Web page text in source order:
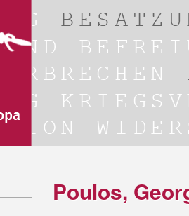
Poulos,